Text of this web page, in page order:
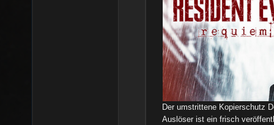
Der umstrittene Kopierschutz
Auslöser ist ein frisch